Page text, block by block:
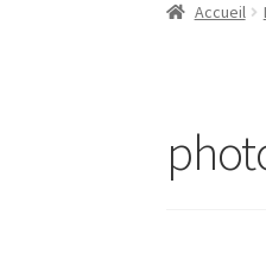
Accueil